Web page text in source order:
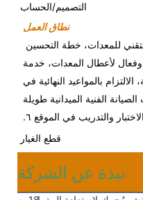
التصميم/الحساب
نطاق العمل
قطع الغيار
نبذة عن الشركة